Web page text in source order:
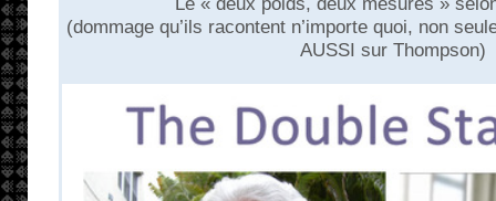
(dommage qu’ils racontent n’importe quoi, non
AUSSI sur Thompson)